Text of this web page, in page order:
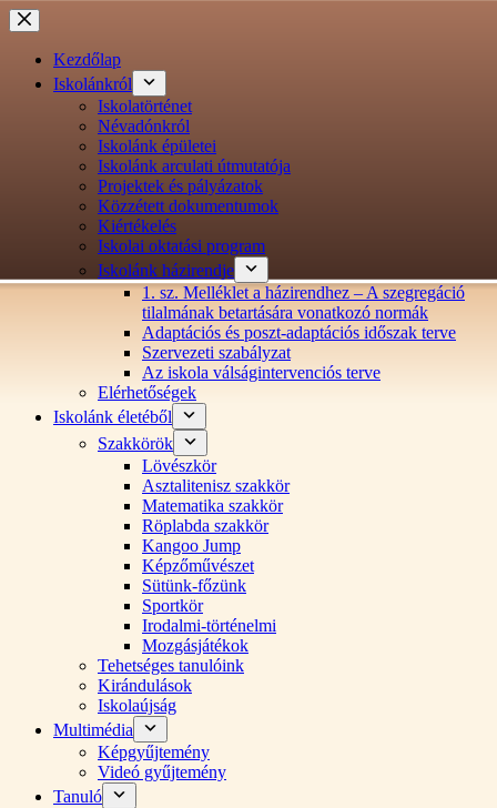
Ugrás
a
tartalomraKezdőlap
Iskolánkról
Iskolatörténet
Névadónkról
Iskolánk épületei
Iskolánk arculati útmutatója
Projektek és pályázatok
Közzétett dokumentumok
Kiértékelés
Iskolai oktatási program
Iskolánk házirendje
1. sz. Melléklet a házirendhez – A szegregáció
tilalmának betartására vonatkozó normák
Adaptációs és poszt-adaptációs időszak terve
Szervezeti szabályzat
Az iskola válságintervenciós terve
Elérhetőségek
Iskolánk életéből
Szakkörök
Lövészkör
Asztalitenisz szakkör
Matematika szakkör
Röplabda szakkör
Kangoo Jump
Képzőművészet
Sütünk-főzünk
Sportkör
Irodalmi-történelmi
Mozgásjátékok
Tehetséges tanulóink
Kirándulások
Iskolaújság
Multimédia
Képgyűjtemény
Videó gyűjtemény
Tanuló